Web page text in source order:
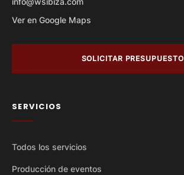
Ver en Google Maps
SOLICITAR PRESUPUESTO
SERVICIOS
Todos los servicios
Producción de eventos